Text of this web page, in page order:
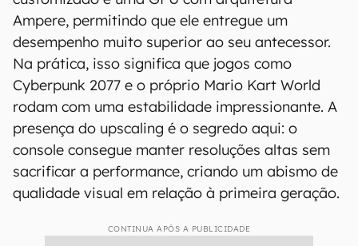
Ampere, permitindo que ele entregue um
desempenho muito superior ao seu antecessor.
Na prática, isso significa que jogos como
Cyberpunk 2077 e o próprio Mario Kart World
rodam com uma estabilidade impressionante. A
presença do upscaling é o segredo aqui: o
console consegue manter resoluções altas sem
sacrificar a performance, criando um abismo de
qualidade visual em relação à primeira geração.
CONTINUA APÓS A PUBLICIDADE